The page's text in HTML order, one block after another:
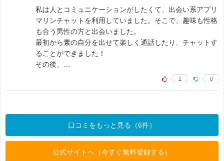
私は人とコミュニケーションがしたくて、出会い系アプリ
マリンチャットを利用していました。そこで、趣味も性格
も合う男性の方と出会いました。
最初から素の自分を出せて楽しく通話したり、チャットす
ることができました！
その後、…
1 0
口コミをもっと見る（6件）
公式サイトへ（今すぐ無料登録する）